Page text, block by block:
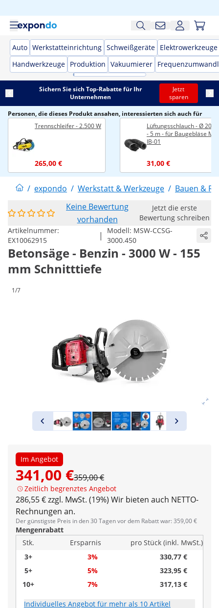
Auto Werkstatteinrichtung Schweißgeräte Elektrowerkzeuge
Handwerkzeuge Produktion Vakuumierer
Sichern Sie sich Top-Rabatte für Ihr
Unternehmen
Jetzt
sparen
Personen, die dieses Produkt ansahen, interessierten sich auch für
Trennschleifer - 2.500 W
265,00 €
Lüftungsschlauch - Ø 200
- 5 m - für Baugebläse
IB-01
31,00 €
/ expondo / Werkstatt & Werkzeuge / Bauen &
Keine Bewertung
vorhanden
Jetzt die erste
Bewertung schreiben
Artikelnummer:
EX10062915
| Modell: MSW-CCSG-
3000.450
Betonsäge - Benzin - 3000 W - 155
mm Schnitttiefe
1/7
Im Angebot
341,00 €359,00 €
Zeitlich begrenztes Angebot
286,55 € zzgl. MwSt. (19%) Wir bieten auch NETTO-
Rechnungen an.
Der günstigste Preis in den 30 Tagen vor dem Rabatt war: 359,00 €
Mengenrabatt
Stk.
Ersparnis
pro Stück (inkl. MwSt.)
3+
3%
330,77 €
5+
5%
323,95 €
10+
7% 317,13 €
Individuelles Angebot für mehr als 10 Artikel